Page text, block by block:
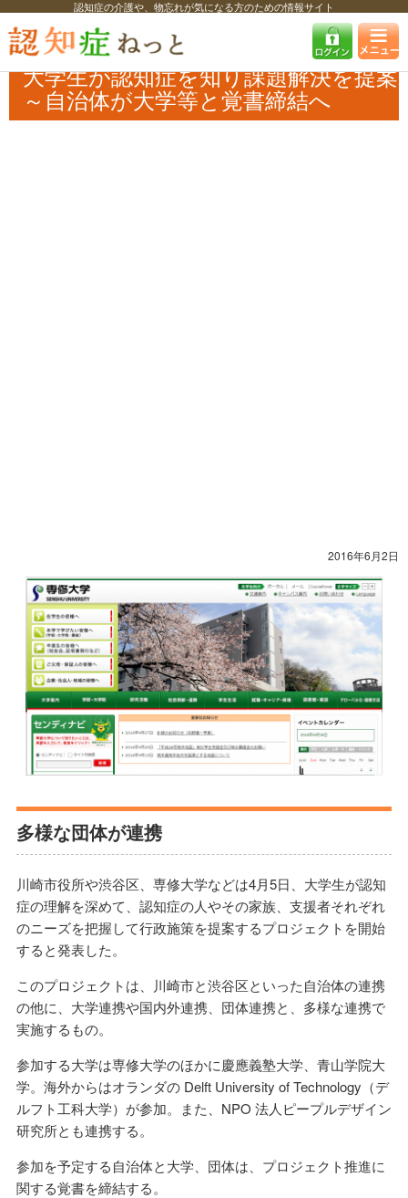
認知症の介護や、物忘れが気になる方のための情報サイト
認知症ねっと 認知症最新ニュース 自治体・企業
大学生が認知症を知
り課題解決を提案～自治体が大学等と覚書締結へ
大学生が認知症を知り課題解決を提案
～自治体が大学等と覚書締結へ
2016年6月2日
多様な団体が連携
川崎市役所や渋谷区、専修大学などは4月5日、大学生が認知
症の理解を深めて、認知症の人やその家族、支援者それぞれ
のニーズを把握して行政施策を提案するプロジェクトを開始
すると発表した。
このプロジェクトは、川崎市と渋谷区といった自治体の連携
の他に、大学連携や国内外連携、団体連携と、多様な連携で
実施するもの。
参加する大学は専修大学のほかに慶應義塾大学、青山学院大
学。海外からはオランダの Delft University of Technology（デ
ルフト工科大学）が参加。また、NPO 法人ピープルデザイン
研究所とも連携する。
参加を予定する自治体と大学、団体は、プロジェクト推進に
関する覚書を締結する。